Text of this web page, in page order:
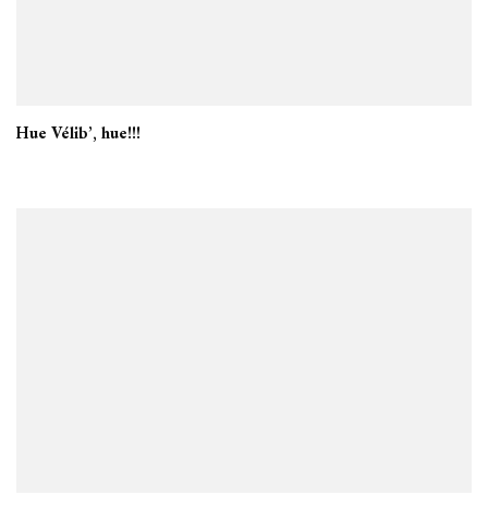
Hue Vélib’, hue!!!